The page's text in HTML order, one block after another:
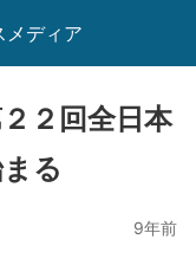
メディア
２回全日本
る
9年前